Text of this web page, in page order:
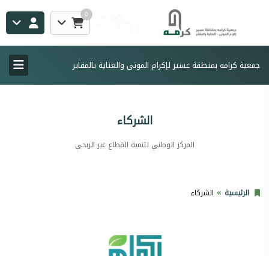
0
جمعية كرامه بمنطقة عسير لإكرام الموتى والعناية بالمقابر
الشركاء
المركز الوطني لتنمية القطاع غير الربحي
الرئيسية الشركاء